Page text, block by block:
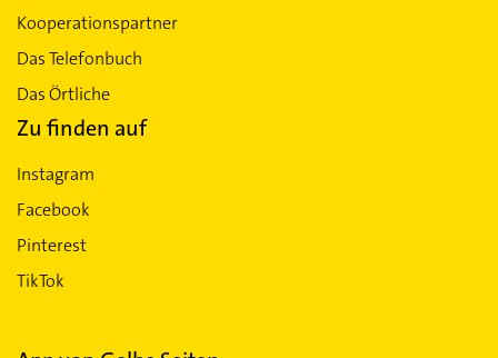
Kooperationspartner
Das Telefonbuch
Das Örtliche
Zu finden auf
Instagram
Facebook
Pinterest
TikTok